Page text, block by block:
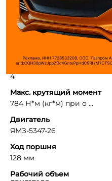
Количество цилиндров
4
Макс. крутящий момент
784 Н*м (кг*м) при о ...
Двигатель
ЯМЗ-5347-26
Ход поршня
128 мм
Рабочий объем